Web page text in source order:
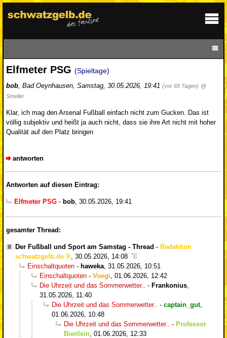
Elfmeter PSG (Spieltage)
bob, Bad Oeynhausen, Samstag, 30.05.2026, 19:41 (vor 69 Tagen) @
Smeller
Klar, ich mag den Arsenal Fußball einfach nicht zum Gucken. Das ist
völlig subjektiv und heißt ja auch nicht, dass sie ihre Art nicht mit hoher
Qualität auf den Platz bringen
antworten
Antworten auf diesen Eintrag:
Elfmeter PSG - bob, 30.05.2026, 19:41
gesamter Thread:
Der Fußball und Sport am Samstag - Thread - Redaktion
schwatzgelb.de
30.05.2026, 14:08
Einschaltquoten - haweka 31.05.2026, 10:51
Einschaltquoten - Voegi 01.06.2026, 12:42
Die Uhrzeit und das Sommerwetter..
- Frankonius
31.05.2026, 11:40
Die Uhrzeit und das Sommerwetter..
- captain_gut,
01.06.2026, 10:48
Die Uhrzeit und das Sommerwetter..
- Professor
Bienlein 01.06.2026, 12:33